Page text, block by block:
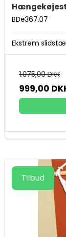
BDe367.07
Ekstrem
1.075,00 DKK
999,00
Tilbud